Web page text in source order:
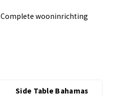
Complete wooninrichting
Side Table Bahamas